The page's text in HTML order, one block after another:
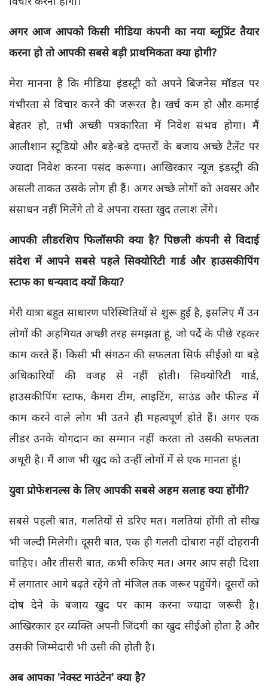
अगर आज आपको किसी मीडिया कंपनी का नया ब्लूप्रिंट तैयार
करना हो तो आपकी सबसे बड़ी प्राथमिकता क्या होगी?
मेरा मानना है कि मीडिया इंडस्ट्री को अपने बिजनेस मॉडल पर
गंभीरता से विचार करने की जरूरत है। खर्च कम हो और कमाई
बेहतर हो, तभी अच्छी पत्रकारिता में निवेश संभव होगा। मैं
आलीशान स्टूडियो और बड़े-बड़े दफ्तरों के बजाय अच्छे टैलेंट पर
ज्यादा निवेश करना पसंद करूंगा। आखिरकार न्यूज इंडस्ट्री की
असली ताकत उसके लोग ही हैं। अगर अच्छे लोगों को अवसर और
संसाधन नहीं मिलेंगे तो वे अपना रास्ता खुद तलाश लेंगे।
आपकी लीडरशिप फिलॉसफी क्या है? पिछली कंपनी से विदाई
संदेश में आपने सबसे पहले सिक्योरिटी गार्ड और हाउसकीपिंग
स्टाफ का धन्यवाद क्यों किया?
मेरी यात्रा बहुत साधारण परिस्थितियों से शुरू हुई है, इसलिए मैं उन
लोगों की अहमियत अच्छी तरह समझता हूं, जो पर्दे के पीछे रहकर
काम करते हैं। किसी भी संगठन की सफलता सिर्फ सीईओ या बड़े
अधिकारियों की वजह से नहीं होती। सिक्योरिटी गार्ड,
हाउसकीपिंग स्टाफ, कैमरा टीम, लाइटिंग, साउंड और फील्ड में
काम करने वाले लोग भी उतने ही महत्वपूर्ण होते हैं। अगर एक
लीडर उनके योगदान का सम्मान नहीं करता तो उसकी सफलता
अधूरी है। मैं आज भी खुद को उन्हीं लोगों में से एक मानता हूं।
युवा प्रोफेशनल्स के लिए आपकी सबसे अहम सलाह क्या होंगी?
सबसे पहली बात, गलतियों से डरिए मत। गलतियां होंगी तो सीख
भी जल्दी मिलेगी। दूसरी बात, एक ही गलती दोबारा नहीं दोहरानी
चाहिए। और तीसरी बात, कभी रुकिए मत। अगर आप सही दिशा
में लगातार आगे बढ़ते रहेंगे तो मंजिल तक जरूर पहुंचेंगे। दूसरों को
दोष देने के बजाय खुद पर काम करना ज्यादा जरूरी है।
आखिरकार हर व्यक्ति अपनी जिंदगी का खुद सीईओ होता है और
उसकी जिम्मेदारी भी उसी की होती है।
अब आपका 'नेक्स्ट माउंटेन' क्या है?